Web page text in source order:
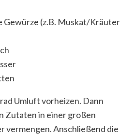
Gewürze (z.B. Muskat/Kräuter
Umluft vorheizen. Dann
Zutaten in einer großen
vermengen. Anschließend die